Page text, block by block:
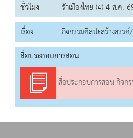
ชั่วโมง
รักเมืองไทย (4) 4 ส.ค.
เรื่อง
กิจกรรมศิลปะสร้างสรร
สื่อประกอบการสอน
สื่อประกอบการสอน กิจกรรมศิลปะ